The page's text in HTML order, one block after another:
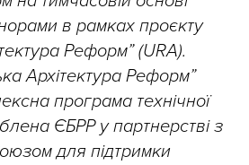
в рамках проєкту
Реформ” (URA).
Архітектура Реформ”
програма технічної
ЄБРР у партнерстві з
для підтримки